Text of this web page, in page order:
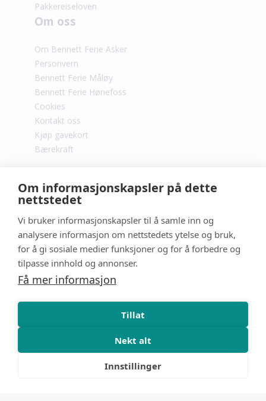
Pakkereiseloven
Om oss
Om Bennett Ferie Asker
Personvern
Bennett Ferie Måløy
Bennett Ferie Hønefoss
Cookies
Kontakt oss
Kjøp gavekort
Bærekraft
Om informasjonskapsler på dette
nettstedet
Vi bruker informasjonskapsler til å samle inn og
analysere informasjon om nettstedets ytelse og bruk,
for å gi sosiale medier funksjoner og for å forbedre og
tilpasse innhold og annonser.
Få mer informasjon
Tillat
Nekt alt
Innstillinger